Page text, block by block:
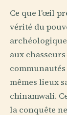
Ce que l'œil
vérité du
aux
mêmes lieux
chinamwali.
la conquête